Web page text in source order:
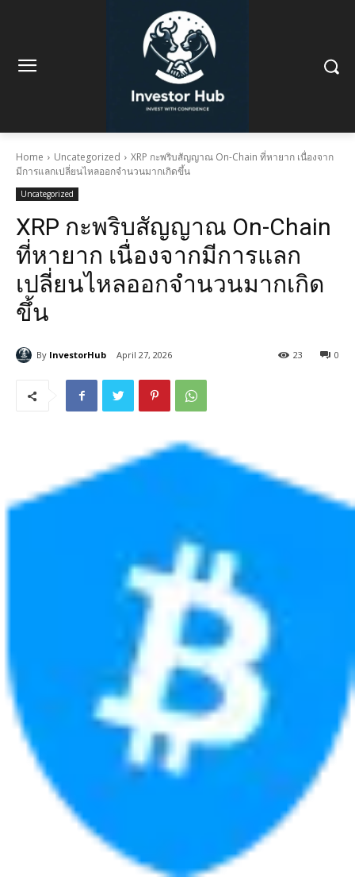
Home Uncategorized
XRP กะพริบสัญญาณ On-Chain ที่หายาก เนื่องจาก
มีการแลกเปลี่ยนไหลออกจำนวนมากเกิดขึ้น
Uncategorized
XRP กะพริบสัญญาณ On-Chain
ที่หายาก เนื่องจากมีการแลก
เปลี่ยนไหลออกจำนวนมากเกิด
ขึ้น
By InvestorHub April 27, 2026 0
23